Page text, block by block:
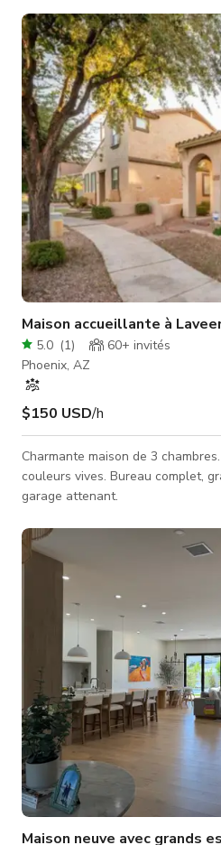
grandes plantes artificielles
de parking sur place et dans la
n'hésitez pas à nous contacter !
Maison accueillante à
5.0 (1) 60+ invités
Phoenix, AZ
$150 USD/h
Charmante maison de 3
couleurs vives. Bureau complet,
garage attenant.
Maison neuve avec grands